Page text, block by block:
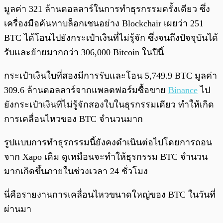
มูลค่า 321 ล้านดอลลาร์ในการทำธุรกรรมครั้งเดียว ซึ่ง
เครื่องมือค้นหาบล็อกเชนอย่าง Blockchair เผยว่า 251
BTC ได้โอนไปยังกระเป๋าเงินที่ไม่รู้จัก ซึ่งจนถึงปัจจุบันได้
รับและย้ายมากกว่า 306,000 Bitcoin ในปีนี้
กระเป๋าเงินใบที่สองมีการรับและโอน 5,749.9 BTC มูลค่า
309.6 ล้านดอลลาร์จากแพลตฟอร์มซื้อขาย Binance ไป
ยังกระเป๋าเงินที่ไม่รู้จักสองใบในธุรกรรมเดียว ทำให้เกิด
การเคลื่อนไหวของ BTC จำนวนมาก
รูปแบบการทำธุรกรรมนี้ยังคงดำเนินต่อไปโดยการถอน
จาก Xapo เดิม ดูเหมือนจะทำให้ธุรกรรม BTC จำนวน
มากเกิดขึ้นภายในช่วงเวลา 24 ชั่วโมง
นี่คือรายงานการเคลื่อนไหวขนาดใหญ่ของ BTC ในวันที่
ผ่านมา